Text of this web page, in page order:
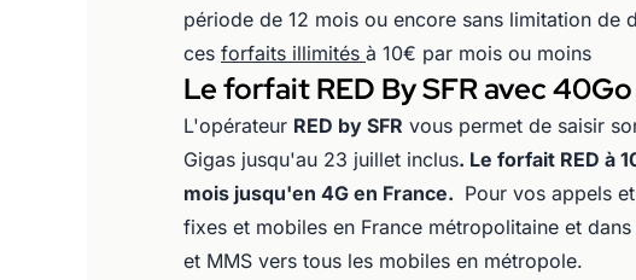
période de 12 mois ou encore sans limitation de
ces forfaits illimités à 10€ par mois ou moins
Le forfait RED By SFR avec
L'opérateur RED by SFR vous permet de saisir
Gigas jusqu'au 23 juillet inclus. Le forfait RED à
mois jusqu'en 4G en France. Pour vos appels
fixes et mobiles en France métropolitaine et
et MMS vers tous les mobiles en métropole.